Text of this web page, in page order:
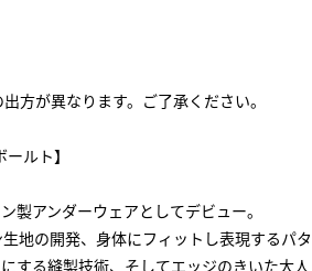
方が異なります。ご了承ください。
ルト】
製アンダーウェアとしてデビュー。
地の開発、身体にフィットし表現するパタ
する縫製技術、そしてエッジのきいた大人